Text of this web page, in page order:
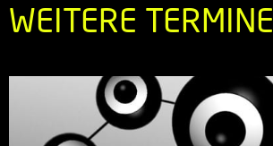
WEITERE TERMINE